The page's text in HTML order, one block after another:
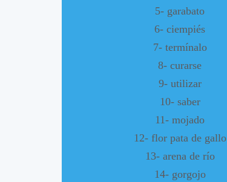
5- garabato
6- ciempiés
7- termínalo
8- curarse
9- utilizar
10- saber
11- mojado
12- flor pata de gallo
13- arena de río
14- gorgojo